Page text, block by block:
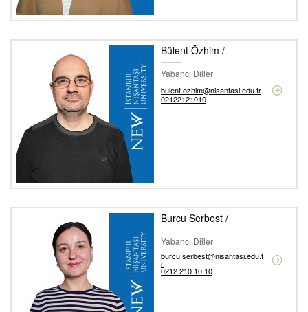
Bülent Özhim /
Yabancı Diller
bulent.ozhim@nisantasi.edu.tr
02122121010
Burcu Serbest /
Yabancı Diller
burcu.serbest@nisantasi.edu.t
r
0212 210 10 10